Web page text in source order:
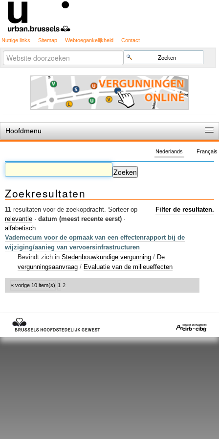
Nuttige links Sitemap Webtoegankelijkheid Contact
Zoek
Geavanceerd
zoeken...
Hoofdmenu
De spelregels
Stedenbouwkundige vergunning
Cartografie
Studies en publicaties
Sleutelwoorden
Stedenbouwkundige inlichtingen
Français
Nederlands
Zoekresultaten
11 resultaten voor de zoekopdracht. Filter de resultaten.
Sorteer op
relevantie · datum (meest recente eerst) ·
alfabetisch
Vademecum voor de opmaak van een effectenrapport bij de
wijziging/aanieg van vervoersinfrastructuren
Bevindt zich in Stedenbouwkundige vergunning / De
vergunningsaanvraag / Evaluatie van de milieueffecten
« vorige 10 item(s) 1 2